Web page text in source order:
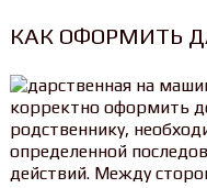
КАК ОФОРМИТЬ
корректно оформить
родственнику,
определенной
действий. Между